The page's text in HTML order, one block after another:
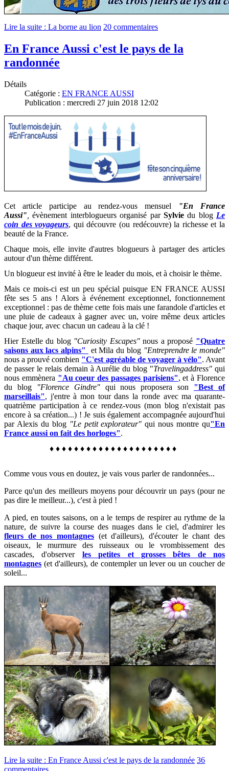
Lire la suite : La borne au lion 20 commentaires
En France Aussi c'est le pays de la
randonnée
Détails
Catégorie : EN FRANCE AUSSI
Publication : mercredi 27 juin 2018 12:02
Cet article participe au rendez-vous mensuel
"En France
Aussi"
évènement interblogueurs organisé par Sylviedu blog Le
coin des voyageurs, qui découvre (ou redécouvre) la richesse et la
beauté de la France.
Chaque mois, elle invite d'autres blogueurs à partager des articles
autour d'un thème différent.
Un blogueur est invité à être le leader du mois, et à choisir le thème.
Mais ce mois-ci est un peu spécial puisque EN FRANCE AUSSI
fête ses 5 ans ! Alors à événement exceptionnel, fonctionnement
exceptionnel : pas de thème cette fois mais une farandole d'articles et
une pluie de cadeaux à gagner avec un, voire même deux articles
chaque jour, avec chacun un cadeau à la clé !
Hier Estelle du blog "Curiosity Escapes"nous a proposé "Quatre
saisons aux lacs alpins"
et Mila du blog "Entreprendre le monde"
nous a prouvé combien "C'est agréable de voyager à vélo". Avant
de passer le relais demain à Aurélie du blog "Travelingaddress" qui
nous emmènera "Au coeur des passages parisiens", et à Florence
du blog
"Florence Gindre"qui nous proposera son "Best of
marseillais", j'entre à mon tour dans la ronde avec ma quarante-
quatrième participation à ce rendez-vous (mon blog n'existait pas
encore à sa création...) ! Je suis également accompagnée aujourd'hui
par Alexis du blog "Le petit explorateur" qui nous montre qu"En
France aussi on fait des horloges".
♦ ♦ ♦ ♦ ♦ ♦ ♦ ♦ ♦ ♦ ♦ ♦ ♦ ♦ ♦ ♦ ♦ ♦ ♦ ♦ ♦
Comme vous vous en doutez, je vais vous parler de randonnées...
Parce qu'un des meilleurs moyens pour découvrir un pays (pour ne
pas dire le meilleur...), c'est à pied !
A pied, en toutes saisons, on a le temps de respirer au rythme de la
nature, de suivre la course des nuages dans le ciel, d'admirer les
fleurs de nos montagnes (et d'ailleurs), d'écouter le chant des
oiseaux, le murmure des ruisseaux ou le vrombissement des
cascades, d'observer les petites et grosses bêtes de nos
montagnes (et d'ailleurs), de contempler un lever ou un coucher de
soleil...
Lire la suite : En France Aussi c'est le pays de la randonnée 36
commentaires